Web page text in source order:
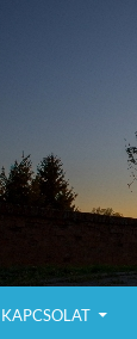
KAPCSOLAT